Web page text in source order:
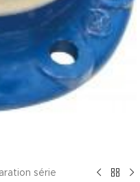
série